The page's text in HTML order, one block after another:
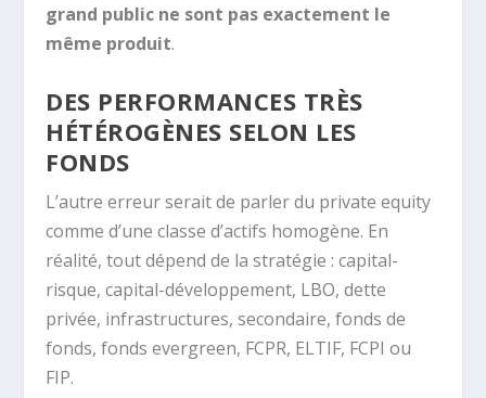
grand public ne sont pas exactement le
même produit.
DES PERFORMANCES TRÈS
HÉTÉROGÈNES SELON LES
FONDS
L’autre erreur serait de parler du private equity
comme d’une classe d’actifs homogène. En
réalité, tout dépend de la stratégie : capital-
risque, capital-développement, LBO, dette
privée, infrastructures, secondaire, fonds de
fonds, fonds evergreen, FCPR, ELTIF, FCPI ou
FIP.